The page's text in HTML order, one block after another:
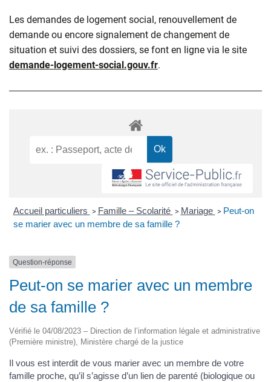
Les demandes de logement social, renouvellement de
demande ou encore signalement de changement de
situation et suivi des dossiers, se font en ligne via le site
demande-logement-social.gouv.fr.
Accueil particuliers > Famille – Scolarité > Mariage > Peut-on
se marier avec un membre de sa famille ?
Question-réponse
Peut-on se marier avec un membre
de sa famille ?
Vérifié le 04/08/2023 – Direction de l’information légale et administrative
(Première ministre), Ministère chargé de la justice
Il vous est interdit de vous marier avec un membre de votre
famille proche, qu’il s’agisse d’un lien de parenté (biologique ou